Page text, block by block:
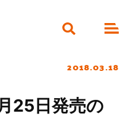
2018.03.18
25日発売の